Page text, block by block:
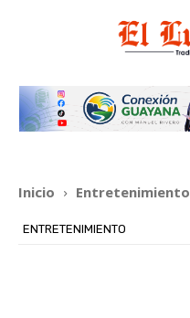
Inicio Entretenimiento
ENTRETENIMIENTO